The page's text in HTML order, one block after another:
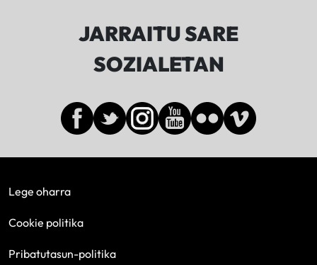
JARRAITU SARE
SOZIALETAN
Lege oharra
Cookie politika
Pribatutasun-politika